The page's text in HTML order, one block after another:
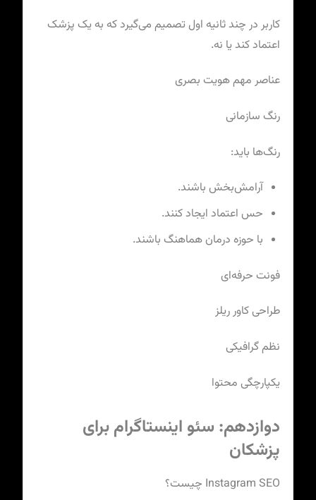
کاربر در چند ثانیه اول تصمیم می‌گیرد که به یک پزشک
اعتماد کند یا نه.
عناصر مهم هویت بصری
رنگ سازمانی
رنگ‌ها باید:
آرامش‌بخش باشند.
حس اعتماد ایجاد کنند.
با حوزه درمان هماهنگ باشند.
فونت حرفه‌ای
طراحی کاور ریلز
نظم گرافیکی
یکپارچگی محتوا
دوازدهم: سئو اینستاگرام برای
پزشکان
Instagram SEO چیست؟